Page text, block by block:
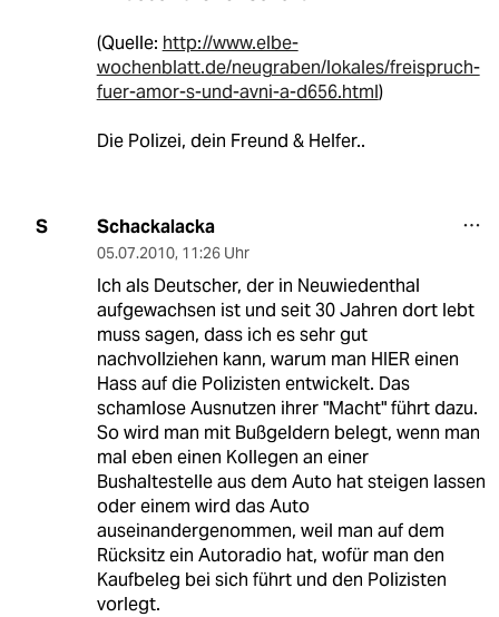
(Quelle: http://www.elbe-
wochenblatt.de/neugraben/lokales/freispruch-
fuer-amor-s-und-avni-a-d656.html)
Die Polizei, dein Freund & Helfer..
S Schackalacka
05.07.2010, 11:26 Uhr
Ich als Deutscher, der in Neuwiedenthal
aufgewachsen ist und seit 30 Jahren dort lebt
muss sagen, dass ich es sehr gut
nachvollziehen kann, warum man HIER einen
Hass auf die Polizisten entwickelt. Das
schamlose Ausnutzen ihrer "Macht" führt dazu.
So wird man mit Bußgeldern belegt, wenn man
mal eben einen Kollegen an einer
Bushaltestelle aus dem Auto hat steigen lassen
oder einem wird das Auto
auseinandergenommen, weil man auf dem
Rücksitz ein Autoradio hat, wofür man den
Kaufbeleg bei sich führt und den Polizisten
vorlegt.